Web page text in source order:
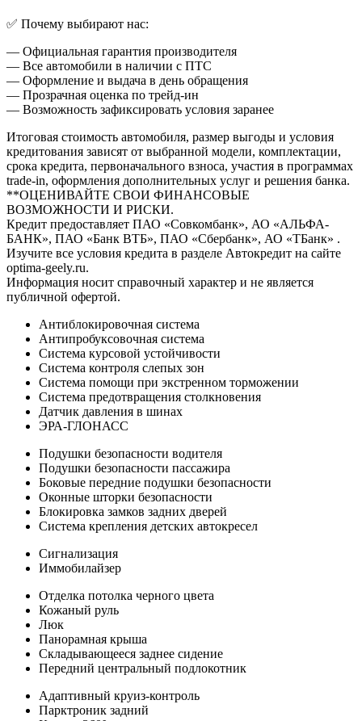
✅ Почему выбирают нас:
— Официальная гарантия производителя
— Все автомобили в наличии с ПТС
— Оформление и выдача в день обращения
— Прозрачная оценка по трейд-ин
— Возможность зафиксировать условия заранее
Итоговая стоимость автомобиля, размер выгоды и условия
кредитования зависят от выбранной модели, комплектации,
срока кредита, первоначального взноса, участия в программах
trade-in, оформления дополнительных услуг и решения банка.
**ОЦЕНИВАЙТЕ СВОИ ФИНАНСОВЫЕ
ВОЗМОЖНОСТИ И РИСКИ.
Кредит предоставляет ПАО «Совкомбанк», АО «АЛЬФА-
БАНК», ПАО «Банк ВТБ», ПАО «Сбербанк», АО «ТБанк» .
Изучите все условия кредита в разделе Автокредит на сайте
optima-geely.ru.
Информация носит справочный характер и не является
публичной офертой.
Антиблокировочная система
Антипробуксовочная система
Система курсовой устойчивости
Система контроля слепых зон
Система помощи при экстренном торможении
Система предотвращения столкновения
Датчик давления в шинах
ЭРА-ГЛОНАСС
Подушки безопасности водителя
Подушки безопасности пассажира
Боковые передние подушки безопасности
Оконные шторки безопасности
Блокировка замков задних дверей
Система крепления детских автокресел
Сигнализация
Иммобилайзер
Отделка потолка черного цвета
Кожаный руль
Люк
Панорамная крыша
Складывающееся заднее сидение
Передний центральный подлокотник
Адаптивный круиз-контроль
Парктроник задний